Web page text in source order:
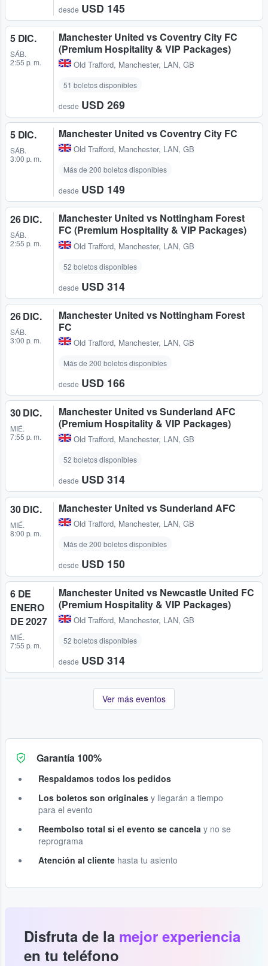
desde USD 145
5 DIC.
SÁB.
2:55 p. m.
Manchester United vs Coventry City FC
(Premium Hospitality & VIP Packages)
Old Trafford, Manchester, LAN, GB
51 boletos disponibles
desde USD 269
5 DIC.
SÁB.
3:00 p. m.
Manchester United vs Coventry City FC
Old Trafford, Manchester, LAN, GB
Más de 200 boletos disponibles
desde USD 149
26 DIC.
SÁB.
2:55 p. m.
Manchester United vs Nottingham Forest
FC (Premium Hospitality & VIP Packages)
Old Trafford, Manchester, LAN, GB
52 boletos disponibles
desde USD 314
26 DIC.
SÁB.
3:00 p. m.
Manchester United vs Nottingham Forest
FC
Old Trafford, Manchester, LAN, GB
Más de 200 boletos disponibles
desde USD 166
30 DIC.
MIÉ.
7:55 p. m.
Manchester United vs Sunderland AFC
(Premium Hospitality & VIP Packages)
Old Trafford, Manchester, LAN, GB
52 boletos disponibles
desde USD 314
30 DIC.
MIÉ.
8:00 p. m.
Manchester United vs Sunderland AFC
Old Trafford, Manchester, LAN, GB
Más de 200 boletos disponibles
desde USD 150
6 DE
ENERO
DE 2027
MIÉ.
7:55 p. m.
Manchester United vs Newcastle United FC
(Premium Hospitality & VIP Packages)
Old Trafford, Manchester, LAN, GB
52 boletos disponibles
desde USD 314
Ver más eventos
Garantía 100%
Respaldamos todos los pedidos
Los boletos son originales y llegarán a tiempo
para el evento
Reembolso total si el evento se cancela y no se
reprograma
Atención al cliente hasta tu asiento
Disfruta de la mejor experiencia
en tu teléfono